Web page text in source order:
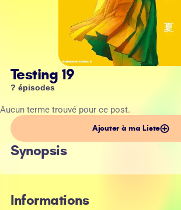
Testing 19
? épisodes
Aucun terme trouvé pour ce post.
Ajouter à ma Liste
Synopsis
Informations